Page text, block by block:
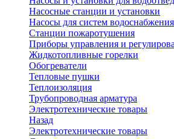
Насосные станции и установки
Насосы для систем водоснабжения
Станции пожаротушения
Приборы управления и
Жидкотопливные горелки
Обогреватели
Тепловые пушки
Теплоизоляция
Трубопроводная арматура
Электротехнические товары
Назад
Электротехнические товары